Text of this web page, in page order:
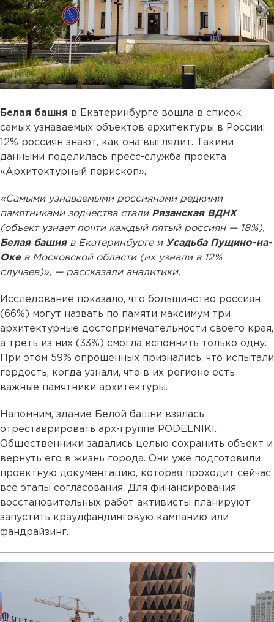
Белая башня в Екатеринбурге вошла в список
самых узнаваемых объектов архитектуры в России:
12% россиян знают, как она выглядит. Такими
данными поделилась пресс-служба проекта
«Архитектурный перископ».
«Самыми узнаваемыми россиянами редкими
памятниками зодчества стали Рязанская ВДНХ
(объект узнает почти каждый пятый россиян — 18%),
Белая башняв Екатеринбурге и Усадьба Пущино-на-
Окев Московской области (их узнали в 12%
случаев)», — рассказали аналитики.
Исследование показало, что большинство россиян
(66%) могут назвать по памяти максимум три
архитектурные достопримечательности своего края,
а треть из них (33%) смогла вспомнить только одну.
При этом 59% опрошенных признались, что испытали
гордость, когда узнали, что в их регионе есть
важные памятники архитектуры.
Напомним, здание Белой башни взялась
отреставрировать арх-группа PODELNIKI.
Общественники задались целью сохранить объект и
вернуть его в жизнь города. Они уже подготовили
проектную документацию, которая проходит сейчас
все этапы согласования. Для финансирования
восстановительных работ активисты планируют
запустить краудфандинговую кампанию или
фандрайзинг.